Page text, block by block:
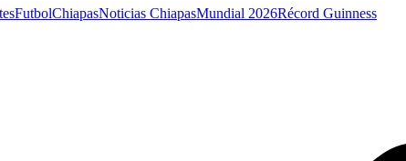
FutbolChiapasNoticias ChiapasMundial 2026Récord Guinness